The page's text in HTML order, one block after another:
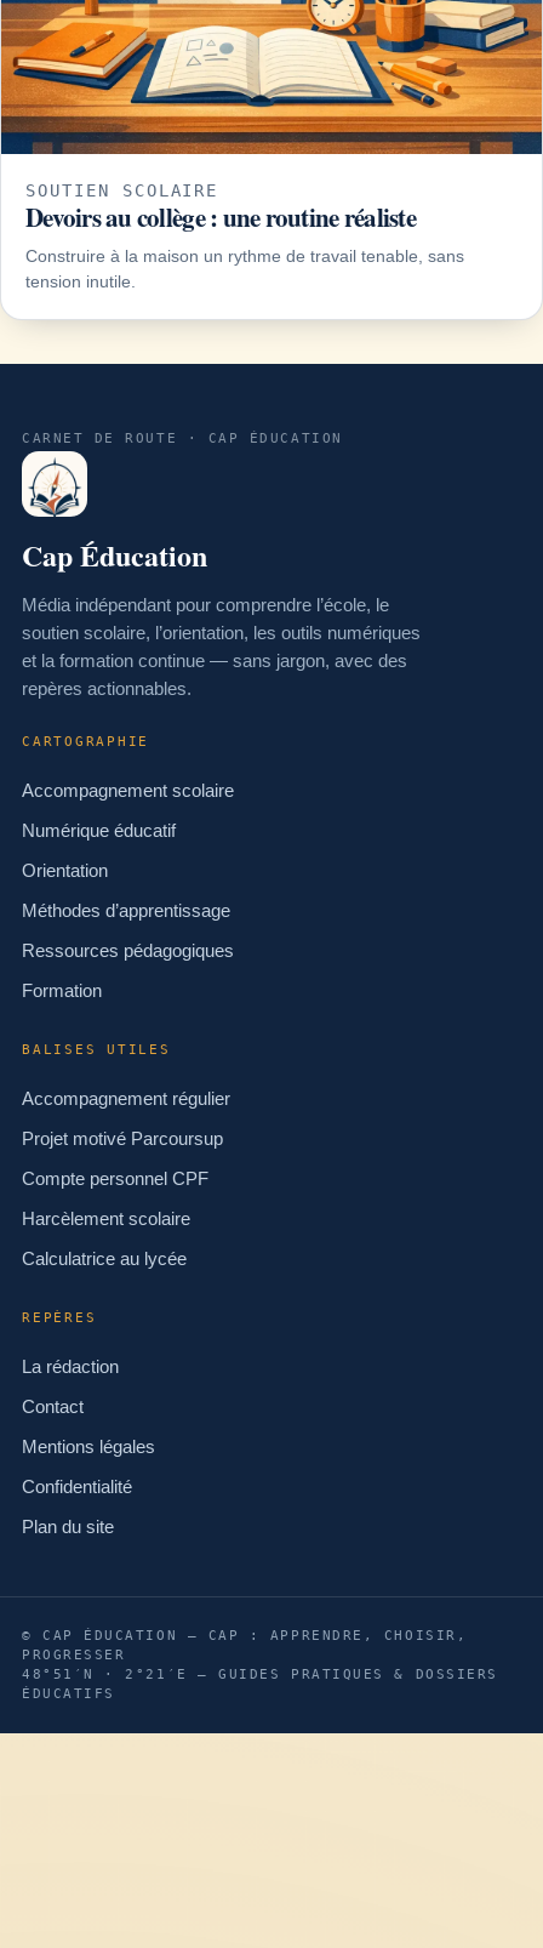
SOUTIEN SCOLAIRE
Devoirs au collège : une routine réaliste
Construire à la maison un rythme de travail tenable, sans
tension inutile.
CARNET DE ROUTE · CAP ÉDUCATION
Cap Éducation
Média indépendant pour comprendre l’école, le
soutien scolaire, l’orientation, les outils numériques
et la formation continue — sans jargon, avec des
repères actionnables.
CARTOGRAPHIE
Accompagnement scolaire
Numérique éducatif
Orientation
Méthodes d’apprentissage
Ressources pédagogiques
Formation
BALISES UTILES
Accompagnement régulier
Projet motivé Parcoursup
Compte personnel CPF
Harcèlement scolaire
Calculatrice au lycée
REPÈRES
La rédaction
Contact
Mentions légales
Confidentialité
Plan du site
© CAP ÉDUCATION — CAP : APPRENDRE, CHOISIR,
PROGRESSER
48°51′N · 2°21′E — GUIDES PRATIQUES & DOSSIERS
ÉDUCATIFS